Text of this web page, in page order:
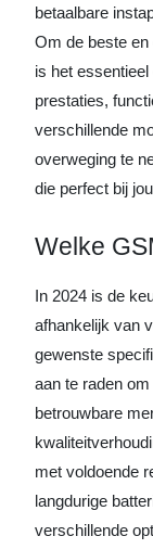
betaalbare
Om de beste en
is het
prestaties,
verschillende
overweging te
die perfect bij
Welke
In 2024 is de
afhankelijk van
gewenste
aan te raden
betrouwbare
met voldoende
langdurige
verschillende